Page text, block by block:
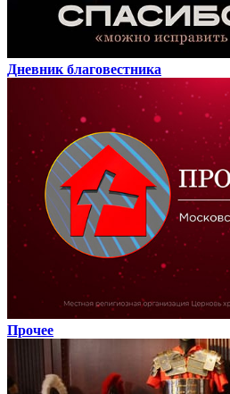
Дневник благовестника
Прочее